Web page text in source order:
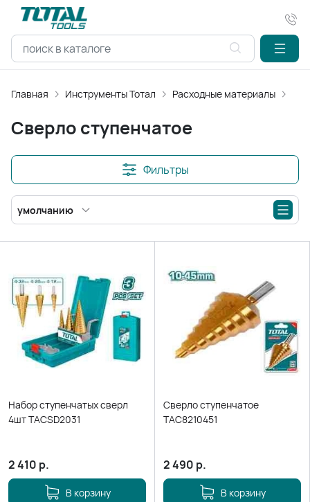
Главная Инструменты Тотал Расходные материалы
Сверло ступенчатое
Фильтры
умолчанию
Набор ступенчатых сверл
4шт TACSD2031
2 410 р.
В корзину
Сверло ступенчатое
TAC8210451
2 490 р.
В корзину